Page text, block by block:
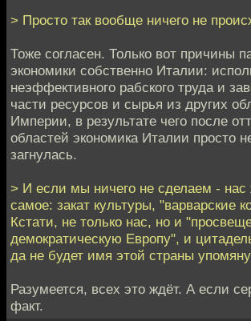
> Просто так вообще ничего не
Тоже согласен. Только вот причины
экономики собственно Италии:
неэффективного рабского труда и
части ресурсов и сырья из других
Империи, в результате чего после
областей экономика Италии просто
загнулась.
> И если мы ничего не сделаем - нас
самое: закат культуры, "варварские
Кстати, не только нас, но и
демократическую Европу", и
да не будет имя этой страны
Разумеется, всех это ждёт. А если
факт.